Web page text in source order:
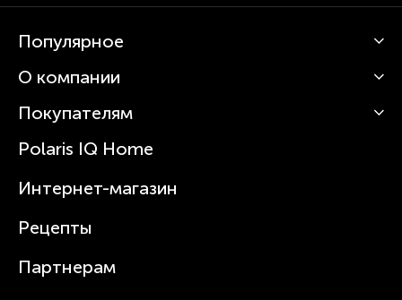
Популярное
Кофемашины
Вертикальные пылесосы
Зубные щетки и ирригаторы
Увлажнители
Посуда
О компании
О Polaris
Статьи
Покупателям
Сервисные центры
Где купить
Polaris IQ Home
Интернет-магазин
Рецепты
Партнерам